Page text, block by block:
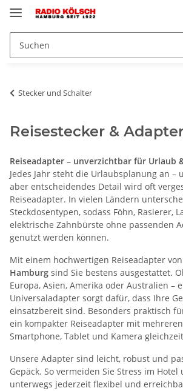
Stecker und Schalter
Reisestecker &
Reiseadapter – unverzichtbar für Urlaub
Jedes Jahr steht die Urlaubsplanung an –
aber entscheidendes Detail wird oft
Reiseadapter. In vielen Ländern
Steckdosentypen, sodass Föhn, Rasierer,
elektrische Zahnbürste ohne passenden
genutzt werden können.
Mit einem hochwertigen Reiseadapter von
Hamburg sind Sie bestens ausgestattet.
Europa, Asien, Amerika oder Australien –
Universaladapter sorgt dafür, dass Ihre
einsatzbereit sind. Besonders praktisch
ein kompakter Reiseadapter mit
Smartphone, Tablet und Kamera
Unsere Adapter sind leicht, robust und
Gepäck. So vermeiden Sie Stress im
unterwegs jederzeit flexibel und